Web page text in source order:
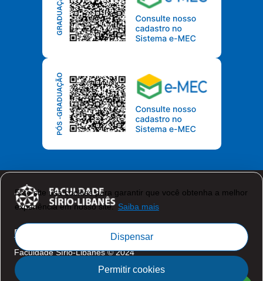
Este site usa cookies para garantir que você obtenha a melhor
experiência em nosso site. Saiba mais
Permitir cookies
Dispensar
Política de Privacidade
Faculdade Sírio-Libanês © 2024